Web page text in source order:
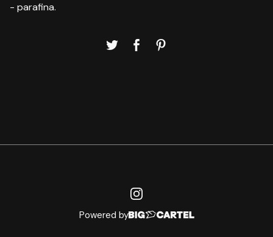
- parafina.
Powered by